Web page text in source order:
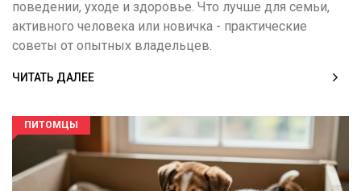
поведении, уходе и здоровье. Что лучше для семьи,
активного человека или новичка - практические
советы от опытных владельцев.
ЧИТАТЬ ДАЛЕЕ
ПИТОМЦЫ